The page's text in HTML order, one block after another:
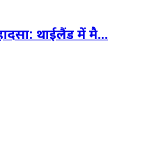
थाईलैंड में मै...